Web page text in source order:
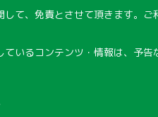
て、免責とさせて頂きます。
いるコンテンツ・情報は、予